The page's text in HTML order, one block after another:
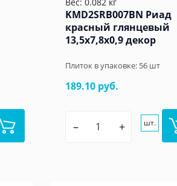
KMD2SRB007BN Риад
красный глянцевый
13,5x7,8x0,9 декор
Плиток в упаковке: 56 шт
189.10 руб.
– + шт.